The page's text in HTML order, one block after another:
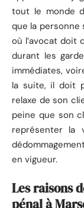
tout le monde
que la personne
où l’avocat doit
durant les
immédiates,
la suite, il doit
relaxe de son
peine que son
représenter la
en vigueur.
Les raisons
pénal à